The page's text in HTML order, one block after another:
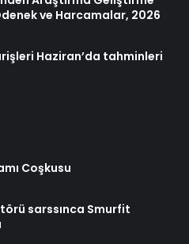
ve Harcamalar, 2026
Haziran’da tahminleri
Coşkusu
sarssınca Smurfit